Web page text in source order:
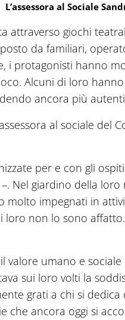
L’assessora al Sociale
attraverso giochi
da familiari,
i protagonisti hanno
Alcuni di loro
ancora più
al sociale del
per e con gli
Nel giardino della
molto impegnati in
loro non lo sono
valore umano e
sui loro volti la
grati a chi si
che ancora oggi si